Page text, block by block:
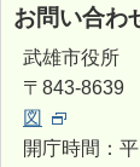
お問い合わ
武雄市役所
〒843-8639
図
開庁時間：